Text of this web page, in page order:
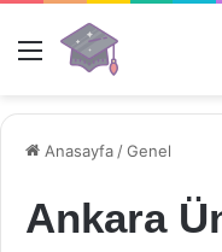
Menü
Anasayfa /Genel
Ankara